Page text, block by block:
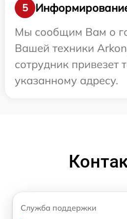
5
Мы сообщим Вам о
Вашей техники
сотрудник привезет
указанному адресу.
Служба поддержки